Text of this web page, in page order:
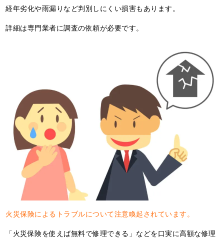
経年劣化や雨漏りなど判別しにくい損害もあります。
詳細は専門業者に調査の依頼が必要です。
火災保険によるトラブルについて注意喚起されています。
「火災保険を使えば無料で修理できる」などを口実に高額な修理